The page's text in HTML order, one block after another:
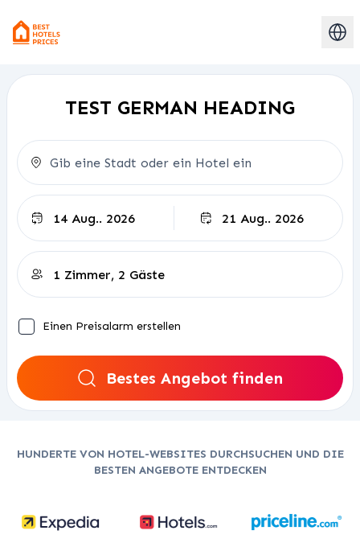
TEST GERMAN HEADING
Einen Preisalarm erstellen
Bestes Angebot finden
HUNDERTE VON HOTEL-WEBSITES DURCHSUCHEN UND DIE
BESTEN ANGEBOTE ENTDECKEN